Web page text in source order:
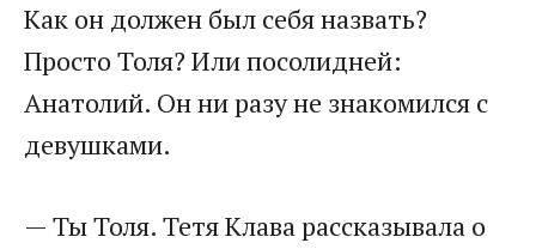
Как он должен был себя назвать?
Просто Толя? Или посолидней:
Анатолий. Он ни разу не знакомился с
девушками.
— Ты Толя. Тетя Клава рассказывала о